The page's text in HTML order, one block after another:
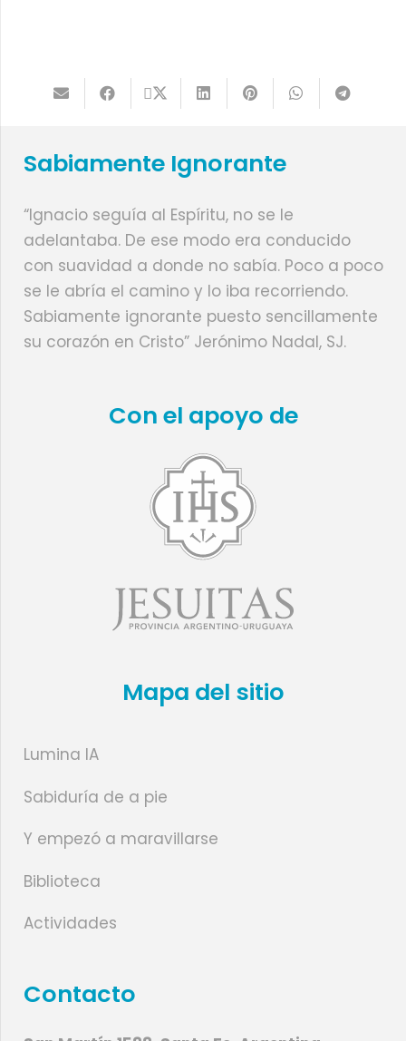
Sabiamente Ignorante
“Ignacio seguía al Espíritu, no se le
adelantaba. De ese modo era conducido
con suavidad a donde no sabía. Poco a poco
se le abría el camino y lo iba recorriendo.
Sabiamente ignorante puesto sencillamente
su corazón en Cristo” Jerónimo Nadal, SJ.
Con el apoyo de
Mapa del sitio
Lumina IA
Sabiduría de a pie
Y empezó a maravillarse
Biblioteca
Actividades
Contacto